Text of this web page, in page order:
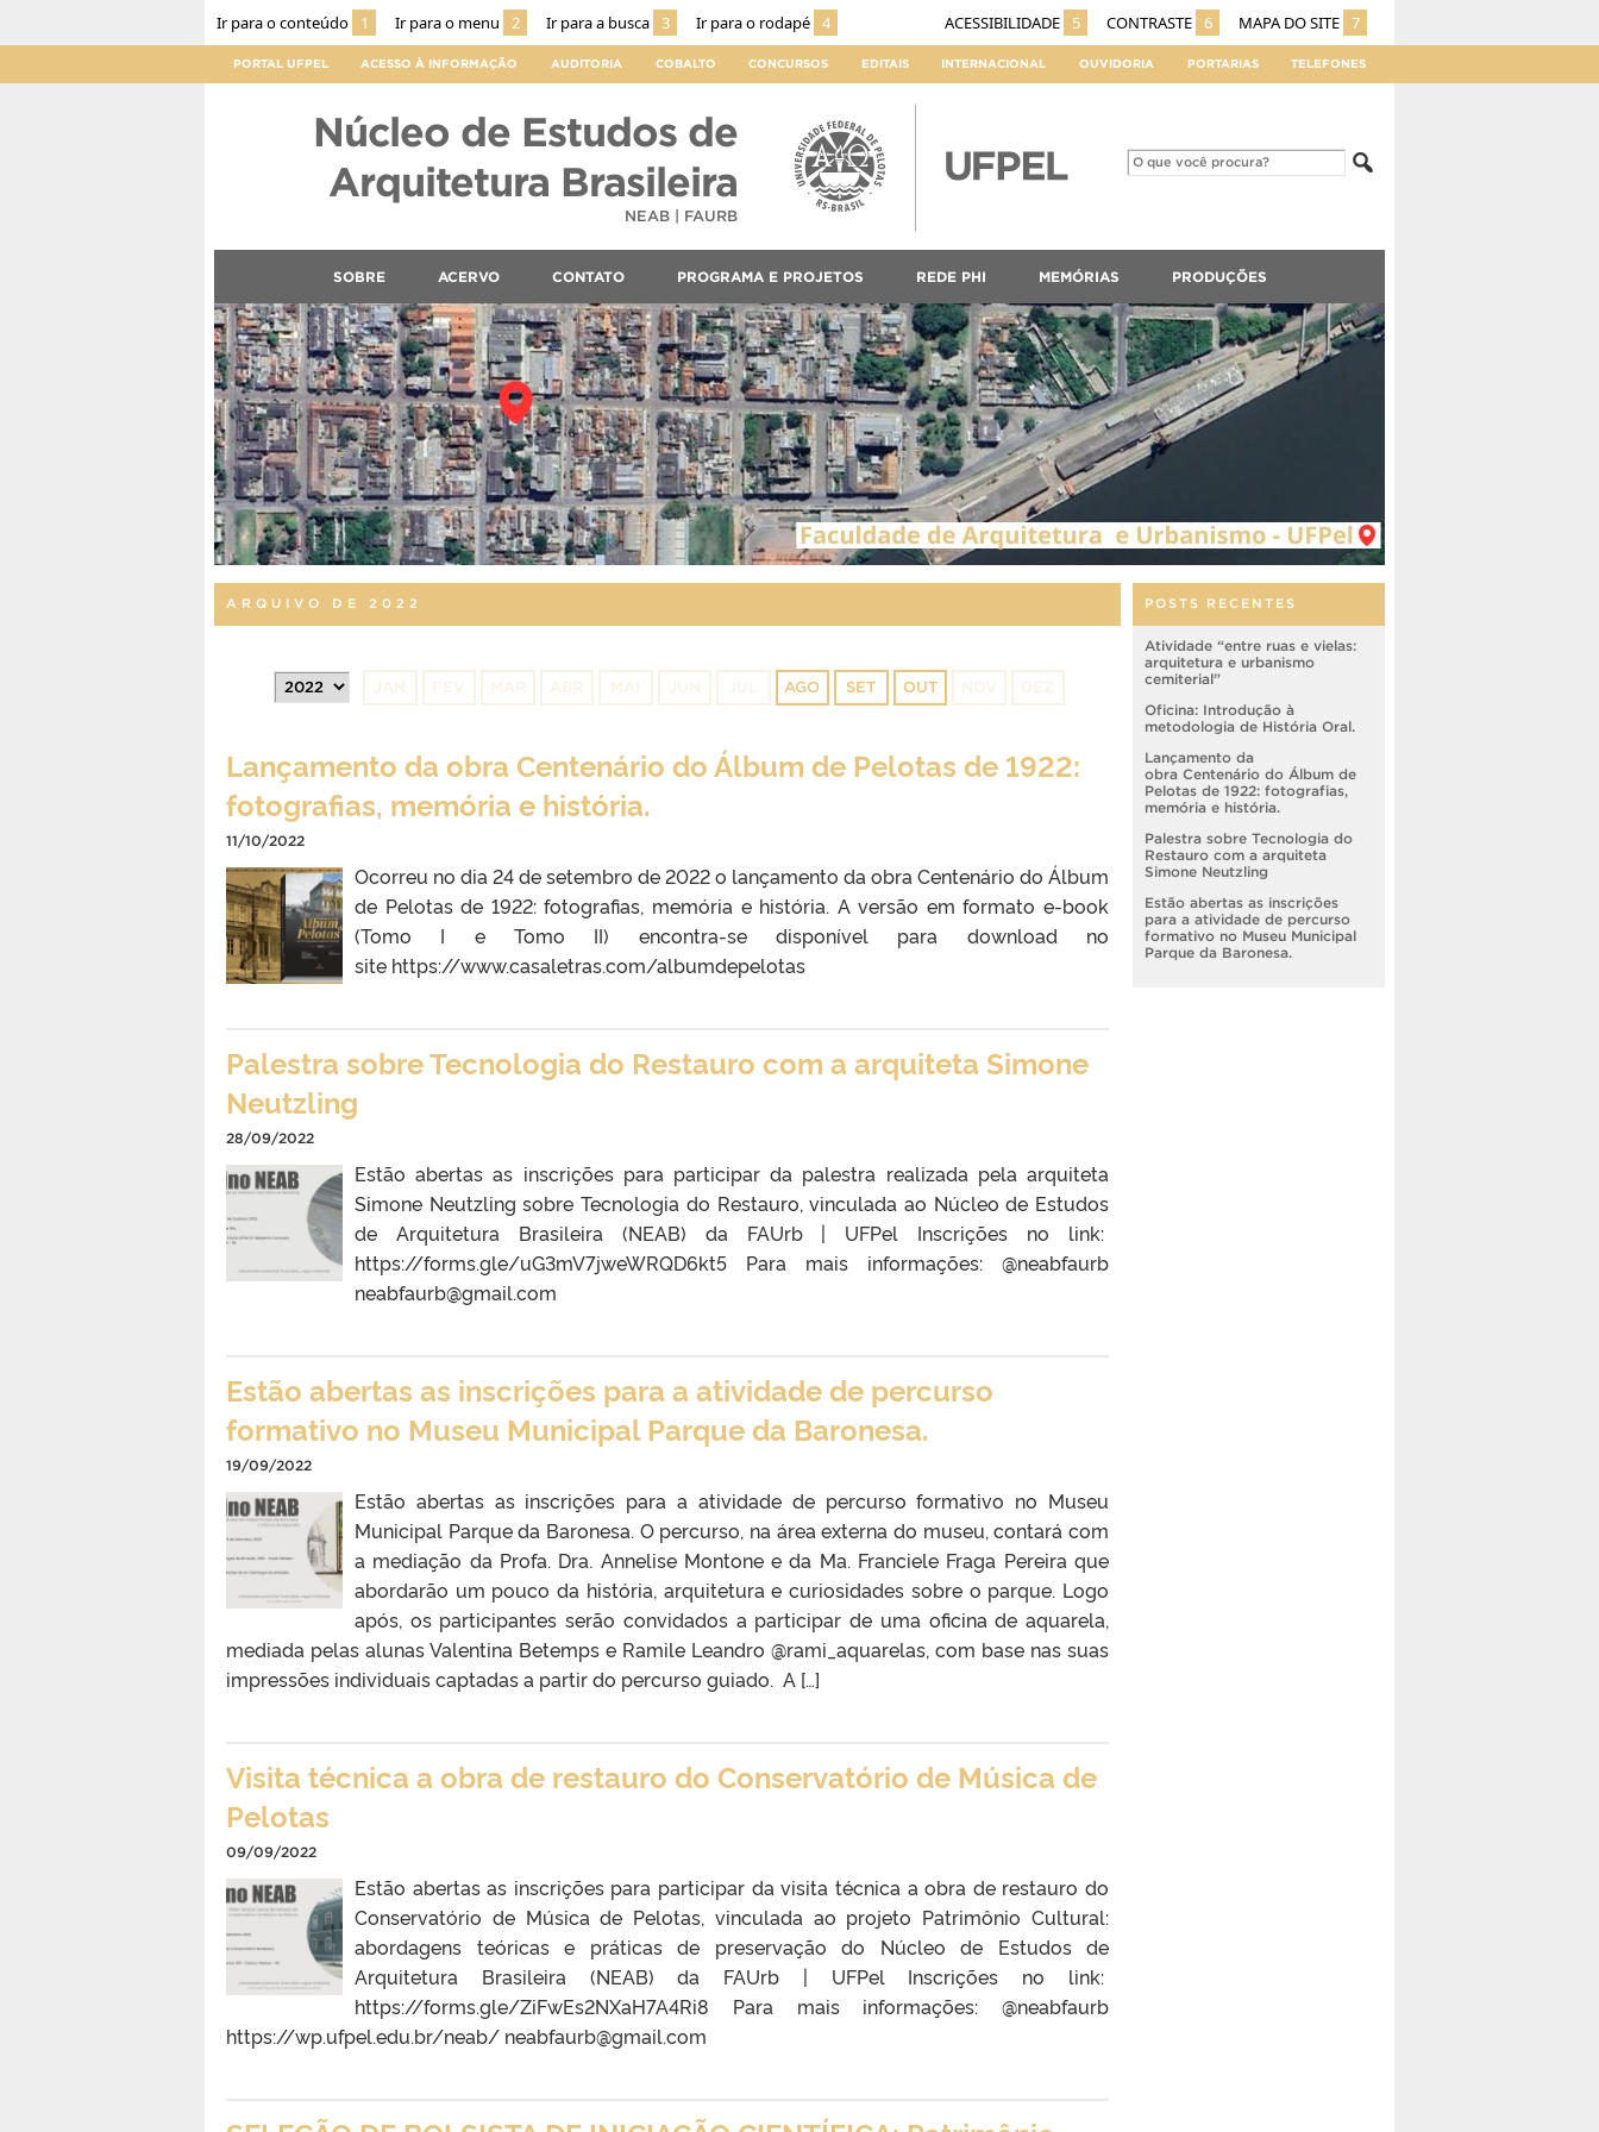
Ir para o conteúdo 1 Ir para o menu 2 Ir para a busca 3 Ir para o rodapé 4 ACESSIBILIDADE 5 CONTRASTE 6 MAPA DO SITE 7
PORTAL UFPEL ACESSO À INFORMAÇÃO AUDITORIA COBALTO CONCURSOS EDITAIS INTERNACIONAL OUVIDORIA PORTARIAS TELEFONES
Núcleo de Estudos de
Arquitetura Brasileira
NEAB | FAURB
SOBRE ACERVO CONTATO PROGRAMA E PROJETOS REDE PHI MEMÓRIAS PRODUÇÕES
ARQUIVO DE 2022
JAN FEV MAR ABR MAI JUN JUL AGO SET OUT NOV DEZ
Lançamento da obra Centenário do Álbum de Pelotas de 1922:
fotografias, memória e história.
11/10/2022
Ocorreu no dia 24 de setembro de 2022 o lançamento da obra Centenário do Álbum
de Pelotas de 1922: fotografias, memória e história. A versão em formato e-book
(Tomo I e Tomo II) encontra-se disponível para download no
site https://www.casaletras.com/albumdepelotas
Palestra sobre Tecnologia do Restauro com a arquiteta Simone
Neutzling
28/09/2022
Estão abertas as inscrições para participar da palestra realizada pela arquiteta
Simone Neutzling sobre Tecnologia do Restauro, vinculada ao Núcleo de Estudos
de Arquitetura Brasileira (NEAB) da FAUrb | UFPel Inscrições no link:
https://forms.gle/uG3mV7jweWRQD6kt5 Para mais informações: @neabfaurb
neabfaurb@gmail.com
Estão abertas as inscrições para a atividade de percurso
formativo no Museu Municipal Parque da Baronesa.
19/09/2022
Estão abertas as inscrições para a atividade de percurso formativo no Museu
Municipal Parque da Baronesa. O percurso, na área externa do museu, contará com
a mediação da Profa. Dra. Annelise Montone e da Ma. Franciele Fraga Pereira que
abordarão um pouco da história, arquitetura e curiosidades sobre o parque. Logo
após, os participantes serão convidados a participar de uma oficina de aquarela,
mediada pelas alunas Valentina Betemps e Ramile Leandro @rami_aquarelas, com base nas suas
impressões individuais captadas a partir do percurso guiado. A […]
Visita técnica a obra de restauro do Conservatório de Música de
Pelotas
09/09/2022
Estão abertas as inscrições para participar da visita técnica a obra de restauro do
Conservatório de Música de Pelotas, vinculada ao projeto Patrimônio Cultural:
abordagens teóricas e práticas de preservação do Núcleo de Estudos de
Arquitetura Brasileira (NEAB) da FAUrb | UFPel Inscrições no link:
https://forms.gle/ZiFwEs2NXaH7A4Ri8 Para mais informações: @neabfaurb
https://wp.ufpel.edu.br/neab/ neabfaurb@gmail.com
POSTS RECENTES
Atividade “entre ruas e vielas:
arquitetura e urbanismo
cemiterial”
Oficina: Introdução à
metodologia de História Oral.
Lançamento da
obra Centenário do Álbum de
Pelotas de 1922: fotografias,
memória e história.
Palestra sobre Tecnologia do
Restauro com a arquiteta
Simone Neutzling
Estão abertas as inscrições
para a atividade de percurso
formativo no Museu Municipal
Parque da Baronesa.